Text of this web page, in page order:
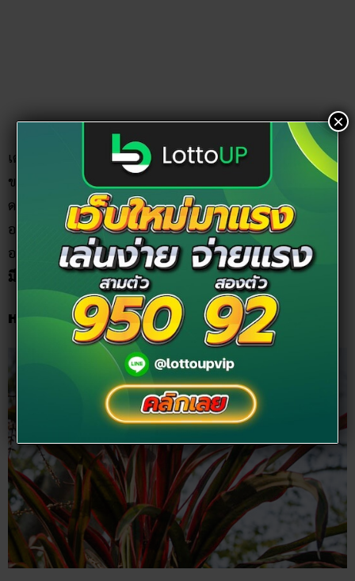
เดลีจัดเป็นไม้ประดับที่นิยมปลูกเพื่อการประดับ เนื่องจากใบมี
ขนาดใหญ่ สีเขียวเข้ม ทำให้แลดูสดชื่น และมีดอกที่มีใบประดับ
ดอกสีขาวนวลขนาดใหญ่สวยงาม แล้วยังช่วยฟอกและทำให้
อากาศภายในห้องดีขึ้น ที่สำคัญนอกจากความสวยงาม และฟอก
อากาศได้แล้ว ยังเป็นไม้ดอกมงคลที่จะช่วยส่งเสริมให้ผู้ปลูก
มีอายุมั่นขวัญยืนเป็นหมื่น ๆ ปี นำโชคลาภมาให้สม่ำเสมอ
หมากผู้หมากเมีย
×